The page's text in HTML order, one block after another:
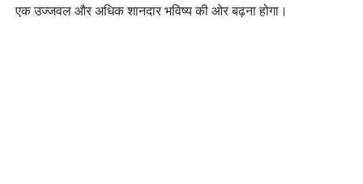
एक उज्जवल और अधिक शानदार भविष्य की ओर बढ़ना होगा।